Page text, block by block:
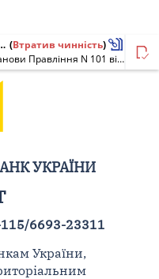
115/6693-23311 (Втратив чинність)
До питання втрати чинності постанови Правління N 101 від 31.03.2005
УКРАЇНИ
115/6693-23311
України,